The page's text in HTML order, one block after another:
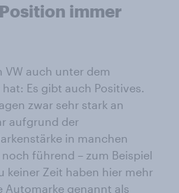
immer
VW auch unter dem
Es gibt auch Positives.
zwar sehr stark an
aufgrund der
in manchen
führend – zum Beispiel
keiner Zeit haben hier mehr
Automarke genannt als